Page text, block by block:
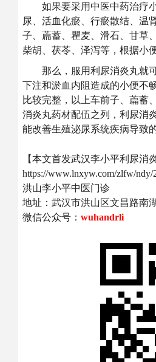
如果要采用中医中药治疗小
尿、活血化瘀、行瘀散结、温
子、萹蓄、瞿麦、滑石、甘草
柴胡、茯苓、泽泻等，根据小
那么，服用利尿消炎丸就可
下注和淤血内阻造成的小便不
比较完整，以上车前子、萹蓄
消炎丸药材配伍之列，利尿消
能改善生殖泌尿系统疾病导致
【本文首发武汉李小平利尿消
https://www.lnxyw.com/zlfw/ndy/
洪山李小平中医门诊
地址：武汉市洪山区文昌路南
微信公众号： wuhandrli